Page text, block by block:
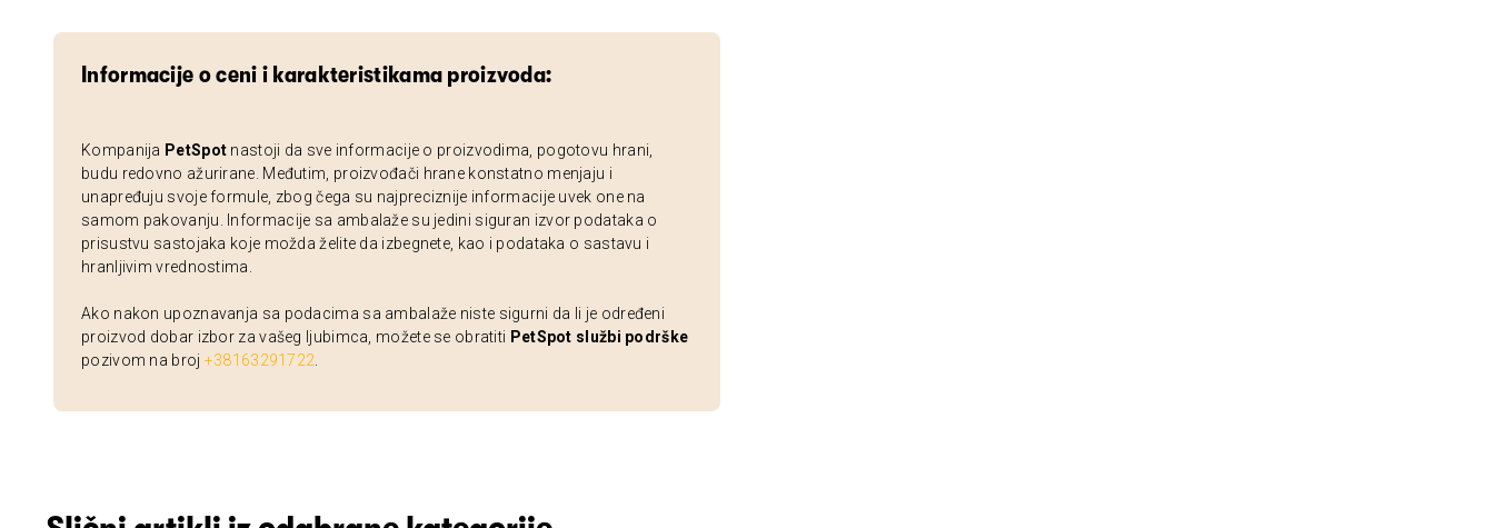
Informacije o ceni i karakteristikama proizvoda:
Kompanija PetSpot nastoji da sve informacije o proizvodima, pogotovu hrani,
budu redovno ažurirane. Međutim, proizvođači hrane konstatno menjaju i
unapređuju svoje formule, zbog čega su najpreciznije informacije uvek one na
samom pakovanju. Informacije sa ambalaže su jedini siguran izvor podataka o
prisustvu sastojaka koje možda želite da izbegnete, kao i podataka o sastavu i
hranljivim vrednostima.
Ako nakon upoznavanja sa podacima sa ambalaže niste sigurni da li je određeni
proizvod dobar izbor za vašeg ljubimca, možete se obratiti PetSpot službi podrške
pozivom na broj +38163291722